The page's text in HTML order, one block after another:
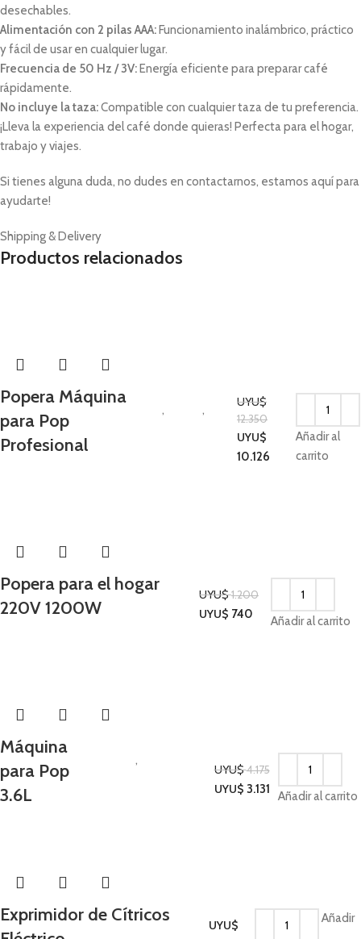
desechables.
Alimentación con 2 pilas AAA: Funcionamiento inalámbrico, práctico
y fácil de usar en cualquier lugar.
Frecuencia de 50 Hz / 3V: Energía eficiente para preparar café
rápidamente.
No incluye la taza:Compatible con cualquier taza de tu preferencia.
¡Lleva la experiencia del café donde quieras! Perfecta para el hogar,
trabajo y viajes.
Si tienes alguna duda, no dudes en contactarnos, estamos aquí para
ayudarte!
Shipping & Delivery
Productos relacionados
Popera Máquina
para Pop
Profesional
Hogar, Cocina,
UYU$
12.350
UYU$
10.126
Añadir al
carrito
Popera para el hogar
220V 1200W
UYU$1.200
UYU$ 740
Añadir al carrito
Máquina
para Pop
3.6L
Cocina,
UYU$4.175
UYU$ 3.131 Añadir al carrito
Exprimidor de Cítricos
UYU$
Añadir